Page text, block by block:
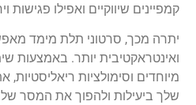
קמפיינים שיווקיים ואפילו פגישות
יתרה מכך, סרטוני תלת מימד
ואינטראקטיבית יותר. באמצעות
מיוחדים וסימולציות
שלך ביעילות ולהפוך את המסר